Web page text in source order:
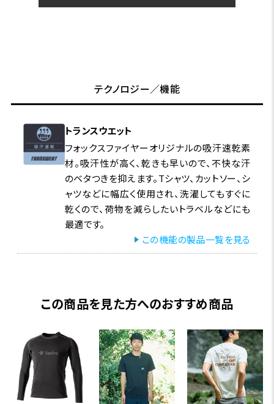
テクノロジー／機能
トランスウエット
フォックスファイヤーオリジナルの吸汗速乾素
材。吸汗性が高く、乾きも早いので、不快な汗
のベタつきを抑えます。Tシャツ、カットソー、シ
ャツなどに幅広く使用され、洗濯してもすぐに
乾くので、荷物を減らしたいトラベルなどにも
最適です。
この機能の製品一覧を見る
この商品を見た方へのおすすめ商品